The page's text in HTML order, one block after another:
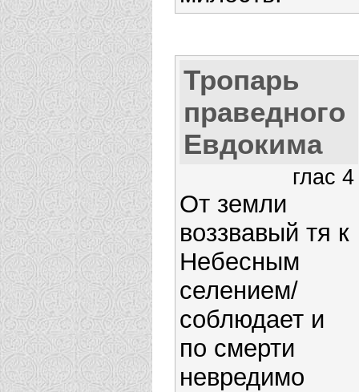
Тропарь
праведного
Евдокима
глас 4
От земли
воззвавый тя к
Небесным
селением/
соблюдает и
по смерти
невредимо